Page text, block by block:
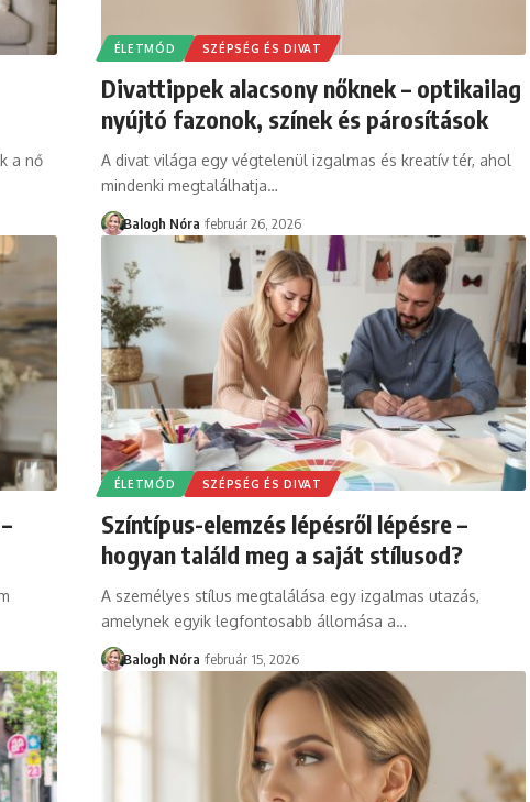
a nő
ÉLETMÓD SZÉPSÉG ÉS DIVAT
Divattippek alacsony nőknek – optikailag
nyújtó fazonok, színek és párosítások
A divat világa egy végtelenül izgalmas és kreatív tér, ahol
mindenki megtalálhatja…
Balogh Nóra február 26, 2026
ÉLETMÓD SZÉPSÉG ÉS DIVAT
Színtípus-elemzés lépésről lépésre –
hogyan találd meg a saját stílusod?
A személyes stílus megtalálása egy izgalmas utazás,
amelynek egyik legfontosabb állomása a…
Balogh Nóra február 15, 2026